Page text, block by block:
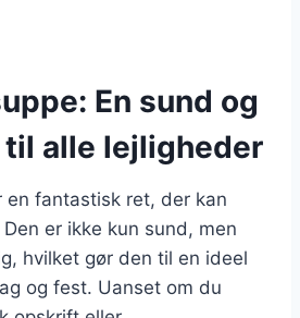
En sund og
alle lejligheder
en fantastisk ret, der kan
er ikke kun sund, men
hvilket gør den til en ideel
og fest. Uanset om du